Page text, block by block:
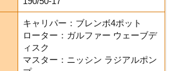
キャリパー：ブレンボ4ポット
ローター：ガルファー ウェーブデ
ィスク
マスター：ニッシン ラジアルポン